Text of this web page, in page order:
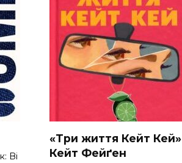
Ві
«Три життя Кейт Кей»
Кейт Фейґен